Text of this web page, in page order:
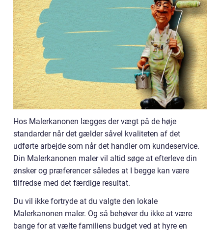
Hos Malerkanonen lægges der vægt på de høje
standarder når det gælder såvel kvaliteten af det
udførte arbejde som når det handler om kundeservice.
Din Malerkanonen maler vil altid søge at efterleve din
ønsker og præferencer således at I begge kan være
tilfredse med det færdige resultat.
Du vil ikke fortryde at du valgte den lokale
Malerkanonen maler. Og så behøver du ikke at være
bange for at vælte familiens budget ved at hyre en